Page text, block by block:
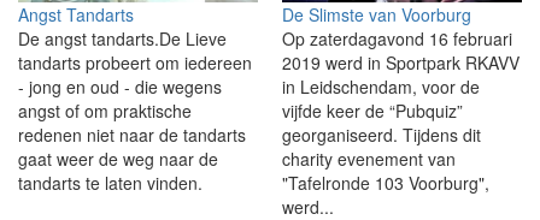
Angst Tandarts
De angst tandarts.De Lieve
tandarts probeert om iedereen
- jong en oud - die wegens
angst of om praktische
redenen niet naar de tandarts
gaat weer de weg naar de
tandarts te laten vinden.
De Slimste van Voorburg
Op zaterdagavond 16 februari
2019 werd in Sportpark RKAVV
in Leidschendam, voor de
vijfde keer de “Pubquiz”
georganiseerd. Tijdens dit
charity evenement van
"Tafelronde 103 Voorburg",
werd...